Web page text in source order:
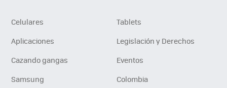
Celulares
Tablets
Aplicaciones
Legislación y Derechos
Cazando gangas
Eventos
Samsung
Colombia